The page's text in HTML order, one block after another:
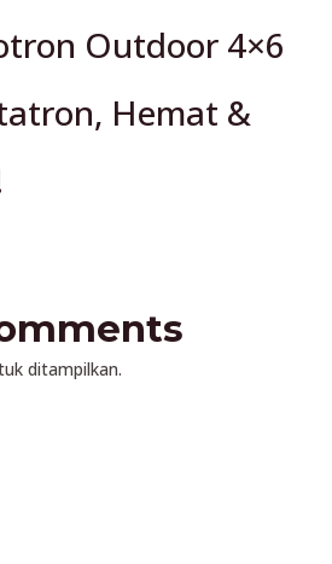
Outdoor 4×6
Hemat &
ditampilkan.